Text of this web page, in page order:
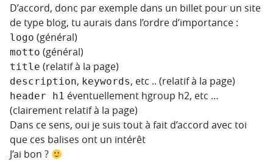
D’accord, donc par exemple dans un billet pour un site
de type blog, tu aurais dans l’ordre d’importance :
logo (général)
motto (général)
title (relatif à la page)
description, keywords, etc .. (relatif à la page)
header h1 éventuellement hgroup h2, etc …
(clairement relatif à la page)
Dans ce sens, oui je suis tout à fait d’accord avec toi
que ces balises ont un intérêt
J’ai bon ?